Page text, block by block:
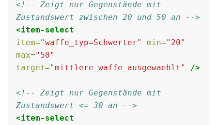
<!-- Zeigt nur Gegenstände mit
Zustandswert zwischen 20 und 50 an -->
<item-select
item="waffe_typ=Schwerter" min="20"
max="50"
target="mittlere_waffe_ausgewaehlt" />
<!-- Zeigt nur Gegenstände mit
Zustandswert <= 30 an -->
<item-select